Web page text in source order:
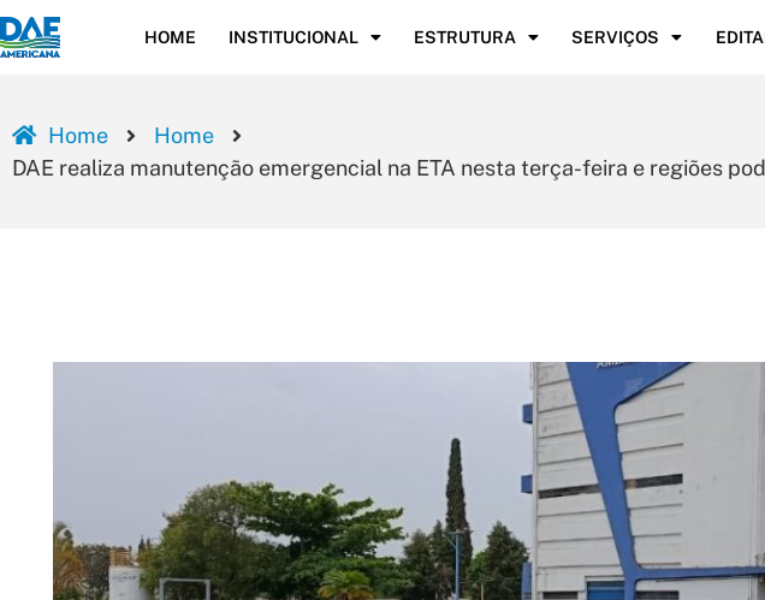
HOME INSTITUCIONAL ESTRUTURA SERVIÇOS
Home
Home
DAE realiza manutenção emergencial na ETA nesta terça-feira e regiões